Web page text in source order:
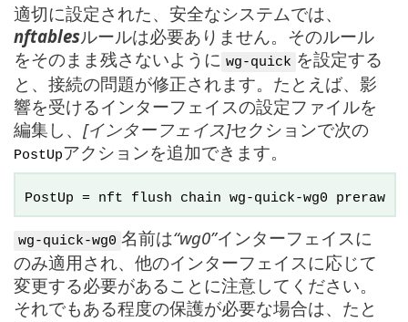
適切に設定された、安全なシステムでは、
nftablesルールは必要ありません。そのルール
をそのまま残さないように wg-quick を設定する
と、接続の問題が修正されます。たとえば、影
響を受けるインターフェイスの設定ファイルを
編集し、 [インターフェイス]セクションで次の
PostUpアクションを追加できます。
PostUp = nft flush chain wg-quick-wg0 preraw
wg-quick-wg0 名前は“wg0”インターフェイスに
のみ適用され、他のインターフェイスに応じて
変更する必要があることに注意してください。
それでもある程度の保護が必要な場合は、たと